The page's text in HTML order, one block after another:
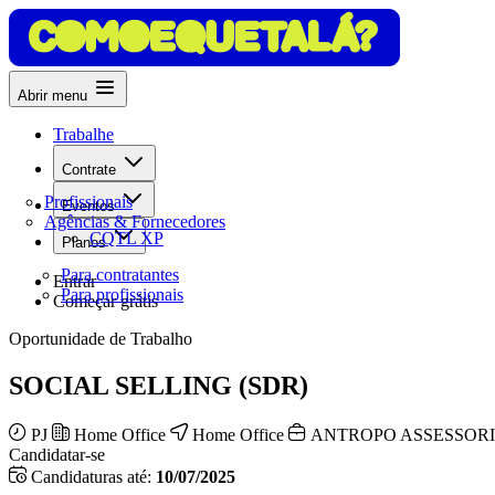
Abrir menu
Trabalhe
Contrate
Profissionais
Agências & Fornecedores
Eventos
CQTL XP
Planos
Para contratantes
Para profissionais
Entrar
Começar grátis
Oportunidade de Trabalho
SOCIAL SELLING (SDR)
PJ Home Office Home Office
ANTROPO
Candidatar-se
Candidaturas até: 10/07/2025